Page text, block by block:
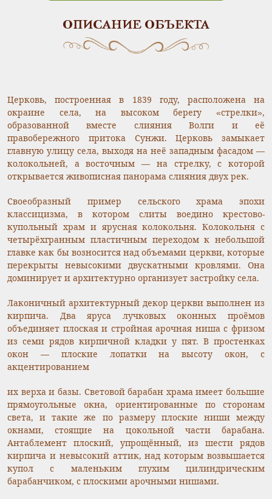
ОПИСАНИЕ ОБЪЕКТА
Церковь, построенная в 1839 году, расположена на
окраине села, на высоком берегу «стрелки»,
образованной вместе слияния Волги и её
правобережного притока Сунжи. Церковь замыкает
главную улицу села, выходя на неё западным фасадом —
колокольней, а восточным — на стрелку, с которой
открывается живописная панорама слияния двух рек.
Своеобразный пример сельского храма эпохи
классицизма, в котором слиты воедино крестово-
купольный храм и ярусная колокольня. Колокольня с
четырёхгранным пластичным переходом к небольшой
главке как бы возносится над объемами церкви, которые
перекрыты невысокими двускатными кровлями. Она
доминирует и архитектурно организует застройку села.
Лаконичный архитектурный декор церкви выполнен из
кирпича. Два яруса лучковых оконных проёмов
объединяет плоская и стройная арочная ниша с фризом
из семи рядов кирпичной кладки у пят. В простенках
окон — плоские лопатки на высоту окон, с
акцентированием
их верха и базы. Световой барабан храма имеет большие
прямоугольные окна, ориентированные по сторонам
света, и такие же по размеру плоские ниши между
окнами, стоящие на цокольной части барабана.
Антаблемент плоский, упрощённый, из шести рядов
кирпича и невысокий аттик, над которым возвышается
купол с маленьким глухим цилиндрическим
барабанчиком, с плоскими арочными нишами.